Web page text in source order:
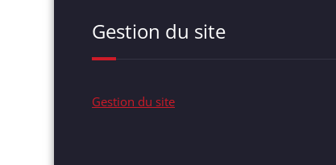
Gestion du site
Gestion du site